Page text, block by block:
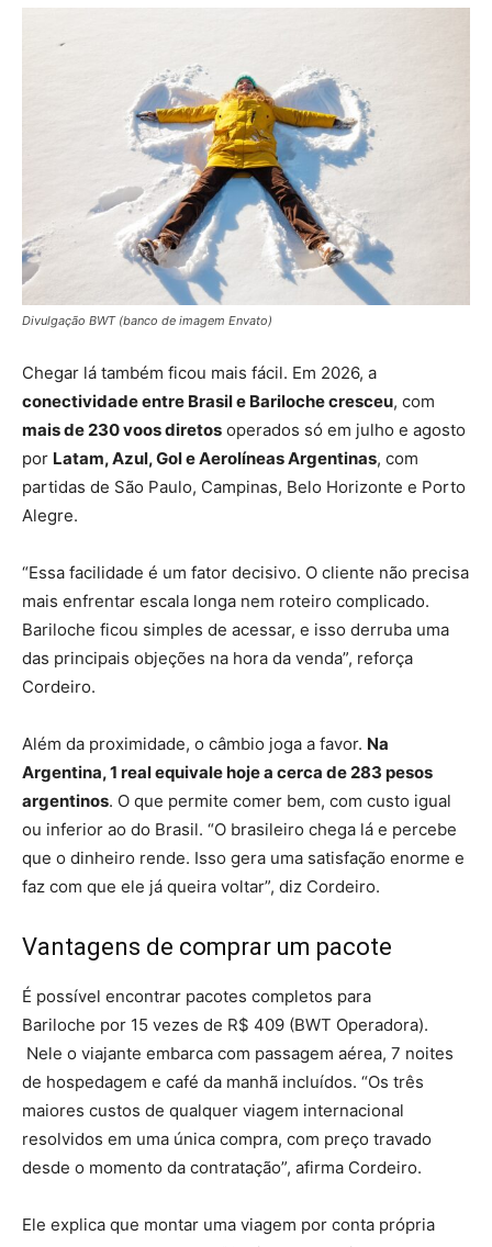
Divulgação BWT (banco de imagem Envato)
Chegar lá também ficou mais fácil. Em 2026, a
conectividade entre Brasil e Bariloche cresceu, com
mais de 230 voos diretos operados só em julho e agosto
por Latam, Azul, Gol e Aerolíneas Argentinas, com
partidas de São Paulo, Campinas, Belo Horizonte e Porto
Alegre.
“Essa facilidade é um fator decisivo. O cliente não precisa
mais enfrentar escala longa nem roteiro complicado.
Bariloche ficou simples de acessar, e isso derruba uma
das principais objeções na hora da venda”, reforça
Cordeiro.
Além da proximidade, o câmbio joga a favor. Na
Argentina, 1 real equivale hoje a cerca de 283 pesos
argentinos. O que permite comer bem, com custo igual
ou inferior ao do Brasil. “O brasileiro chega lá e percebe
que o dinheiro rende. Isso gera uma satisfação enorme e
faz com que ele já queira voltar”, diz Cordeiro.
Vantagens de comprar um pacote
É possível encontrar pacotes completos para
Bariloche por 15 vezes de R$ 409 (BWT Operadora).
Nele o viajante embarca com passagem aérea, 7 noites
de hospedagem e café da manhã incluídos. “Os três
maiores custos de qualquer viagem internacional
resolvidos em uma única compra, com preço travado
desde o momento da contratação”, afirma Cordeiro.
Ele explica que montar uma viagem por conta própria